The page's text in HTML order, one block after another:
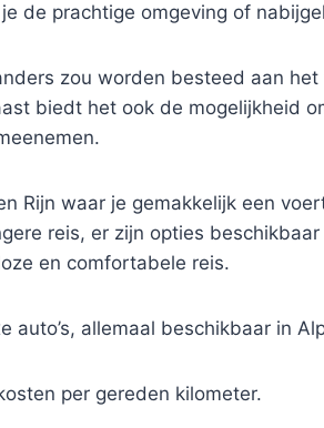
de prachtige omgeving of
zou worden besteed aan
biedt het ook de mogelijkheid
Rijn waar je gemakkelijk een
reis, er zijn opties
en comfortabele reis.
allemaal beschikbaar in
per gereden kilometer.